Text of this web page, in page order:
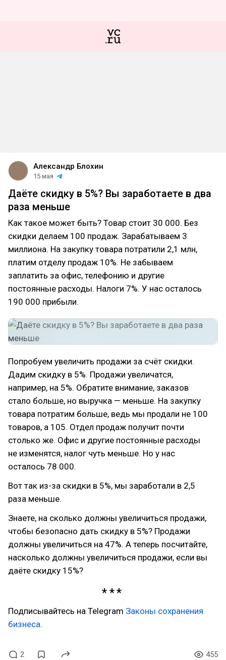
Алeкcандр Блoxин
15 мая
Даёте скидку в 5%? Вы заработаете в два
раза меньше
Как такое может быть? Товар стоит 30 000. Без
скидки делаем 100 продаж. Зарабатываем 3
миллиона. На закупку товара потратили 2,1 млн,
платим отделу продаж 10%. Не забываем
заплатить за офис, телефонию и другие
постоянные расходы. Налоги 7%. У нас осталось
190 000 прибыли.
Попробуем увеличить продажи за счёт скидки.
Дадим скидку в 5%. Продажи увеличатся,
например, на 5%. Обратите внимание, заказов
стало больше, но выручка — меньше. На закупку
товара потратим больше, ведь мы продали не 100
товаров, а 105. Отдел продаж получит почти
столько же. Офис и другие постоянные расходы
не изменятся, налог чуть меньше. Но у нас
осталось 78 000.
Вот так из-за скидки в 5%, мы заработали в 2,5
раза меньше.
Знаете, на сколько должны увеличиться продажи,
чтобы безопасно дать скидку в 5%? Продажи
должны увеличиться на 47%. А теперь посчитайте,
насколько должны увеличиться продажи, если вы
даёте скидку 15%?
Подписывайтесь на Telegram Законы сохранения
бизнеса.
2 455